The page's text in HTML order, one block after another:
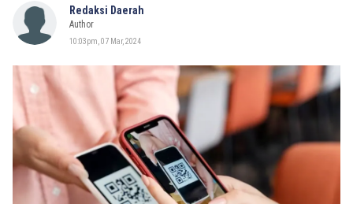
Redaksi Daerah
Author
10:03pm, 07 Mar, 2024